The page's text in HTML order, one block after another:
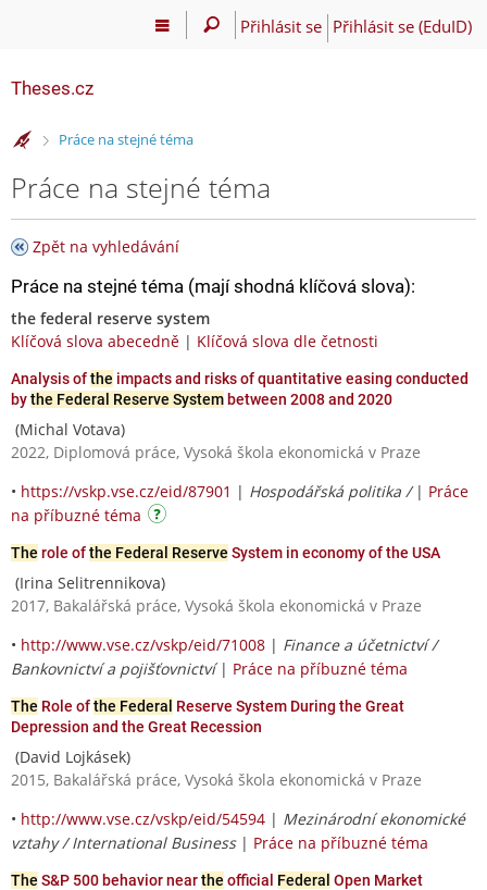
Přihlásit se Přihlásit se (EduID)
Theses.cz
>Práce na stejné téma
Práce na stejné téma
Zpět na vyhledávání
Práce na stejné téma (mají shodná klíčová slova):
the federal reserve system
Klíčová slova abecedně | Klíčová slova dle četnosti
Analysis ofthe impacts and risks of quantitative easing conducted
bythe Federal Reserve Systembetween 2008 and 2020
(Michal Votava)
2022, Diplomová práce, Vysoká škola ekonomická v Praze
• https://vskp.vse.cz/eid/87901 | Hospodářská politika / | Práce
na příbuzné téma
The role ofthe Federal Reserve System in economy of the USA
(Irina Selitrennikova)
2017, Bakalářská práce, Vysoká škola ekonomická v Praze
• http://www.vse.cz/vskp/eid/71008 | Finance a účetnictví /
Bankovnictví a pojišťovnictví| Práce na příbuzné téma
The Role ofthe Federal Reserve System During the Great
Depression and the Great Recession
(David Lojkásek)
2015, Bakalářská práce, Vysoká škola ekonomická v Praze
• http://www.vse.cz/vskp/eid/54594 | Mezinárodní ekonomické
vztahy / International Business| Práce na příbuzné téma
The S&P 500 behavior nearthe official Federal Open Market